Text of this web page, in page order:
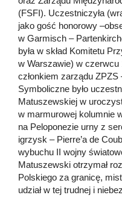
(FSFI). Uczestniczyła
jako gość honorowy
w Garmisch –
była w skład Komitetu
w Warszawie) w czerwcu
członkiem zarządu ZPZS
Symboliczne było
Matuszewskiej w
w marmurowej kolumnie
na Peloponezie urny z
igrzysk – Pierre’a de
wybuchu II wojny
Matuszewski otrzymał
Polskiego za granicę,
udział w tej trudnej i